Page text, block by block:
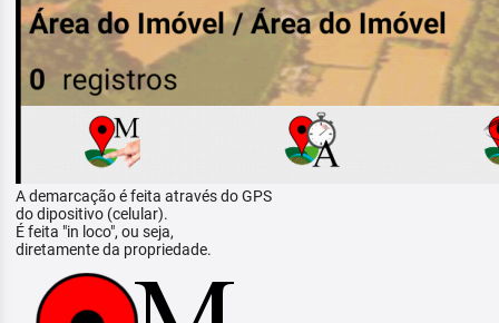
A demarcação é feita através do GPS
do dipositivo (celular).
É feita "in loco", ou seja,
diretamente da propriedade.